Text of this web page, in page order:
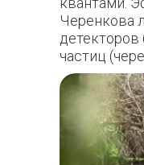
Черенкова
частиц